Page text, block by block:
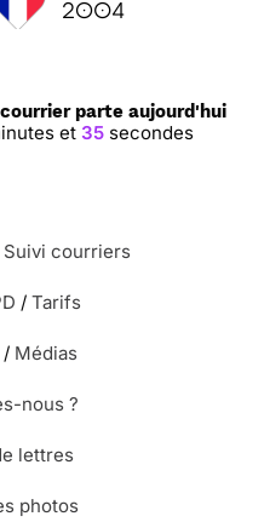
courrier parte aujourd'hui
et 34 secondes
Suivi courriers
/ Tarifs
/ Médias
nous ?
lettres
photos